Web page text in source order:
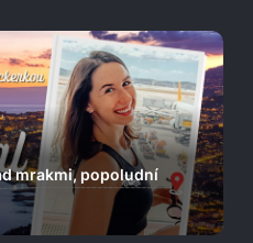
mrakmi, popoludní